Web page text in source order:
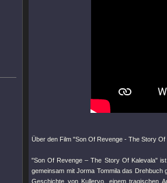
Über den Film "Son Of Revenge - The Story Of
"Son Of Revenge – The Story Of Kalevala"
gemeinsam mit Jorma Tommila das
Geschichte von Kullervo, einem tragischen